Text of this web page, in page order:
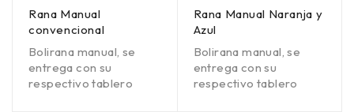
Rana Manual
convencional
Bolirana manual, se
entrega con su
respectivo tablero
Rana Manual Naranja y
Azul
Bolirana manual, se
entrega con su
respectivo tablero